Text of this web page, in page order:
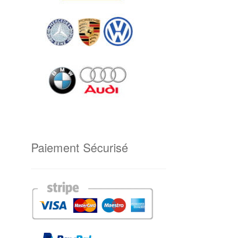
Paiement Sécurisé